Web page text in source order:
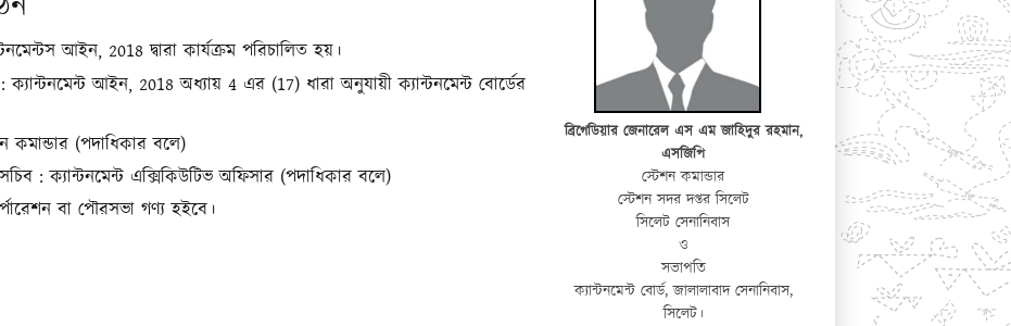
আইন, 2018 দ্বারা কার্যক্রম পরিচালিত হয়।
: ক্যান্টনমেন্ট আইন, 2018 অধ্যায় 4 এর (17) ধারা অনুযায়ীক্যান্টনমেন্ট বোর্ডের
(পদাধিকার বলে)
সচিব : ক্যান্টনমেন্ট এক্সিকিউটিভ অফিসার (পদাধিকার বলে)
বা পৌরসভা গণ্য হইবে।
ব্রিগেডিয়ার জেনারেল এস এম জাহিদুর রহমান,
এসজিপি
স্টেশন কমান্ডার
স্টেশন সদর দপ্তর সিলেট
সিলেট সেনানিবাস
ও
সভাপতি
ক্যান্টনমেন্ট বোর্ড, জালালাবাদ সেনানিবাস,
সিলেট।